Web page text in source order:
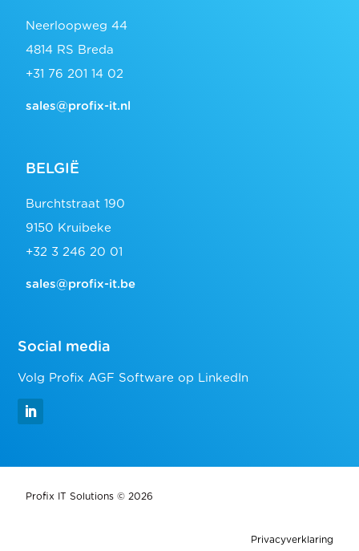
Neerloopweg 44
4814 RS Breda
+31 76 201 14 02
sales@profix-it.nl
BELGIË
Burchtstraat 190
9150 Kruibeke
+32 3 246 20 01
sales@profix-it.be
Social media
Volg Profix AGF Software op LinkedIn
Profix IT Solutions © 2026
Privacyverklaring